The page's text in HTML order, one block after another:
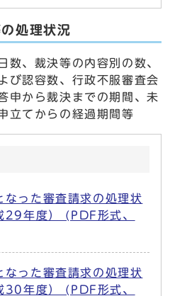
処理状況
、裁決等の内容別の数、
び認容数、行政不服審査会
申から裁決までの期間、未
立てからの経過期間等
なった審査請求の処理状
29年度） (PDF形式、
なった審査請求の処理状
30年度） (PDF形式、